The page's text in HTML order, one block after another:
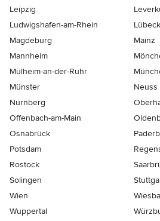
Leipzig
Ludwigshafen-am-Rhein
Lübeck
Magdeburg
Mainz
Mannheim
Mülheim-an-der-Ruhr
Münster
Neuss
Nürnberg
Offenbach-am-Main
Osnabrück
Potsdam
Rostock
Solingen
Wien
Wuppertal